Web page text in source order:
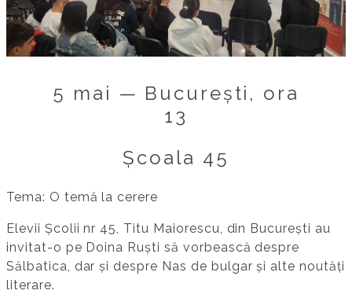
5 mai — București, ora
13
Școala 45
Tema: O temă la cerere
Elevii Școlii nr 45, Titu Maiorescu, din București au
invitat-o pe Doina Ruști să vorbească despre
Sălbatica, dar și despre Nas de bulgar și alte noutăți
literare.